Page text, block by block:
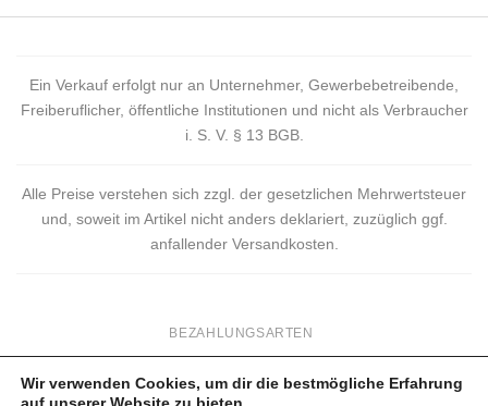
Ein Verkauf erfolgt nur an Unternehmer, Gewerbebetreibende,
Freiberuflicher, öffentliche Institutionen und nicht als Verbraucher
i. S. V. § 13 BGB.
Alle Preise verstehen sich zzgl. der gesetzlichen Mehrwertsteuer
und, soweit im Artikel nicht anders deklariert, zuzüglich ggf.
anfallender Versandkosten.
BEZAHLUNGSARTEN
IMPRESSUM
Wir verwenden Cookies, um dir die bestmögliche Erfahrung